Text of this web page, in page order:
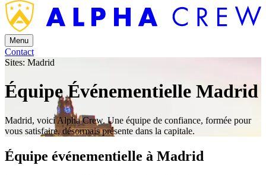
Menu
Contact
Sites: Madrid
Équipe Événementielle Madrid
Madrid, voici Alpha Crew. Une équipe de confiance, formée pour
vous satisfaire, désormais présente dans la capitale.
Équipe événementielle à Madrid